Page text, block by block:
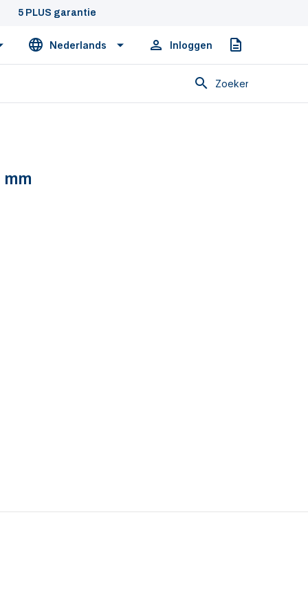
5 PLUS garantie
Nederlands Inloggen Offerte
Zoeken